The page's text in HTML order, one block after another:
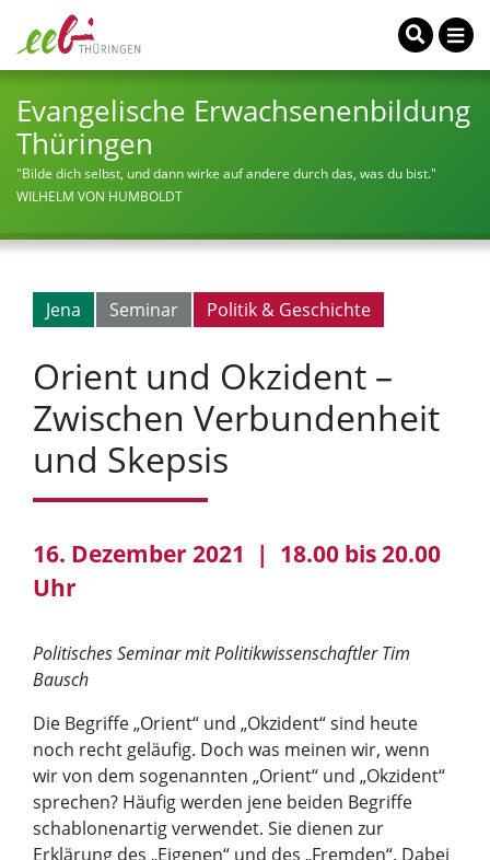
Evangelische Erwachsenenbildung
Thüringen
"Bilde dich selbst, und dann wirke auf andere durch das, was du bist."
WILHELM VON HUMBOLDT
Jena Seminar Politik & Geschichte
Orient und Okzident –
Zwischen Verbundenheit
und Skepsis
16. Dezember 2021 | 18.00 bis 20.00
Uhr
Politisches Seminar mit Politikwissenschaftler Tim
Bausch
Die Begriffe „Orient“ und „Okzident“ sind heute
noch recht geläufig. Doch was meinen wir, wenn
wir von dem sogenannten „Orient“ und „Okzident“
sprechen? Häufig werden jene beiden Begriffe
schablonenartig verwendet. Sie dienen zur
Erklärung des „Eigenen“ und des „Fremden“. Dabei